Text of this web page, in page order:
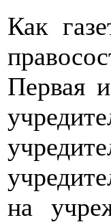
Как
Первая
на